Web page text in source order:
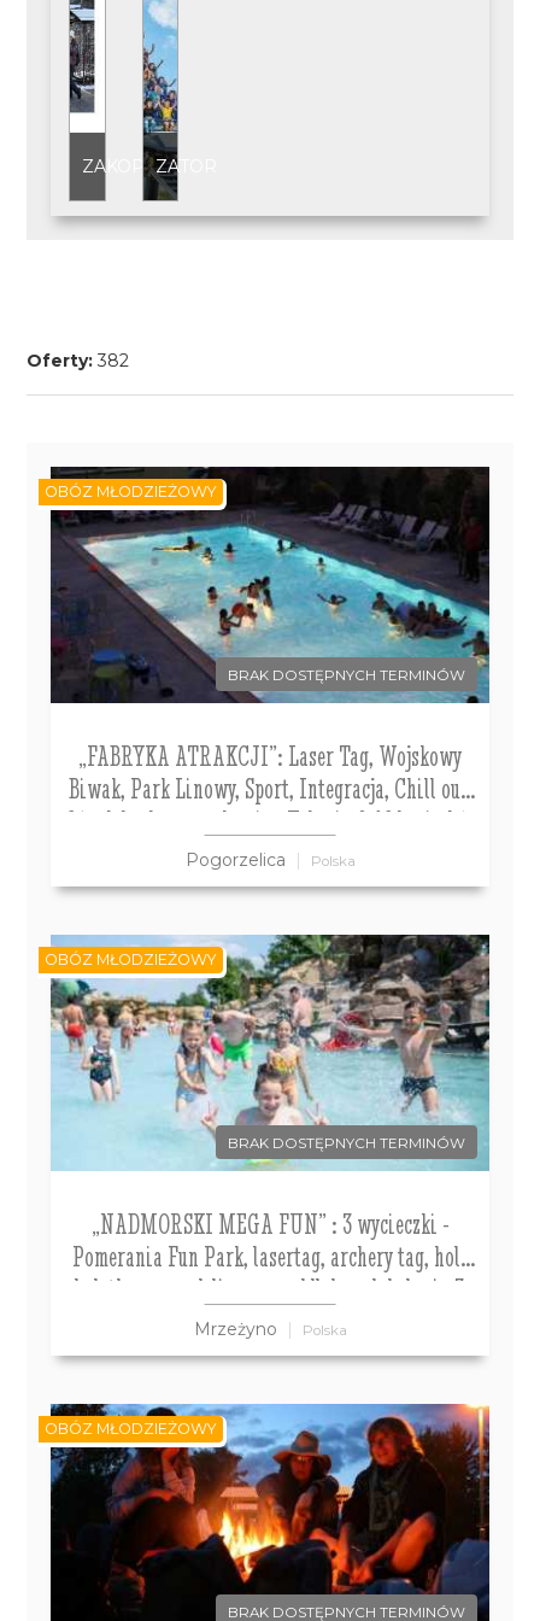
ZAKOPANEZATOR
Oferty: 382
BRAK DOSTĘPNYCH TERMINÓW
„FABRYKA ATRAKCJI”: Laser Tag, Wojskowy
Biwak, Park Linowy, Sport, Integracja, Chill out.
Ośrodek z basenem letnim. Kolonia 8-12 lat i obóz
13-16 lat
Pogorzelica Polska
OBÓZ MŁODZIEŻOWY
BRAK DOSTĘPNYCH TERMINÓW
„NADMORSKI MEGA FUN” : 3 wycieczki -
Pomerania Fun Park, lasertag, archery tag, holi
dodatkowo: park linowy, paddleboard, kolonia 7-
10 obóz 11-14 lat
Mrzeżyno Polska
OBÓZ MŁODZIEŻOWY
BRAK DOSTĘPNYCH TERMINÓW
OBÓZ MŁODZIEŻOWY